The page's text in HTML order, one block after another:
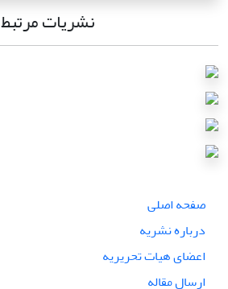
نشریات مرتبط
صفحه اصلی
درباره نشریه
اعضای هیات تحریریه
ارسال مقاله